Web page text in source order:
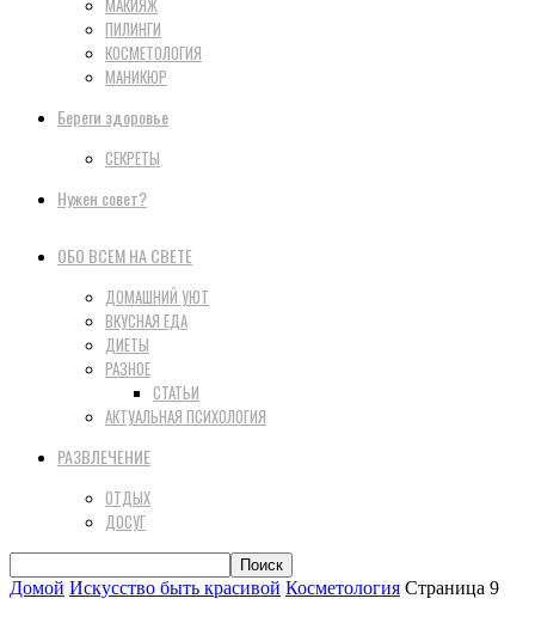
МАКИЯЖ
ПИЛИНГИ
КОСМЕТОЛОГИЯ
МАНИКЮР
Береги здоровье
СЕКРЕТЫ
Нужен совет?
ОБО ВСЕМ НА СВЕТЕ
ДОМАШНИЙ УЮТ
ВКУСНАЯ ЕДА
ДИЕТЫ
РАЗНОЕ
СТАТЬИ
АКТУАЛЬНАЯ ПСИХОЛОГИЯ
РАЗВЛЕЧЕНИЕ
ОТДЫХ
ДОСУГ
Домой Искусство быть красивой Косметология Страница 9